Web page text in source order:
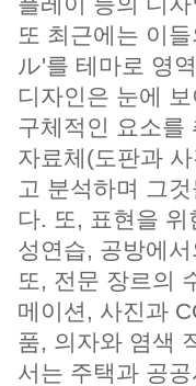
또 최근에는 이
ル'를 테마로 영
디자인은 눈에
구체적인 요소를
자료체(도판과
고 분석하며 그
다. 또, 표현을
성연습, 공방에
또, 전문 장르의
메이션, 사진과
품, 의자와 염색
서는 주택과 공